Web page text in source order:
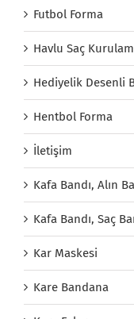
Futbol Forma
Havlu Saç
Hediyelik Desenli
Hentbol Forma
İletişim
Kafa Bandı, Alın
Kafa Bandı, Saç
Kar Maskesi
Kare Bandana